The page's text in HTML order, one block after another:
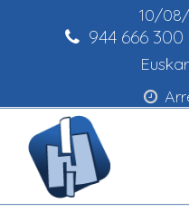
10/
944 666 300